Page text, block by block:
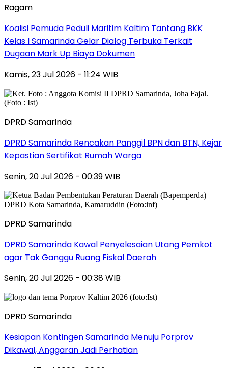
Ragam
Koalisi Pemuda Peduli Maritim Kaltim Tantang BKK
Kelas I Samarinda Gelar Dialog Terbuka Terkait
Dugaan Mark Up Biaya Dokumen
Kamis, 23 Jul 2026 - 11:24 WIB
DPRD Samarinda
DPRD Samarinda Rencakan Panggil BPN dan BTN, Kejar
Kepastian Sertifikat Rumah Warga
Senin, 20 Jul 2026 - 00:39 WIB
DPRD Samarinda
DPRD Samarinda Kawal Penyelesaian Utang Pemkot
agar Tak Ganggu Ruang Fiskal Daerah
Senin, 20 Jul 2026 - 00:38 WIB
DPRD Samarinda
Kesiapan Kontingen Samarinda Menuju Porprov
Dikawal, Anggaran Jadi Perhatian